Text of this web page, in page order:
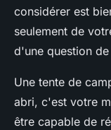
considérer est
seulement de
d'une question
Une tente de
abri, c'est votre
être capable de